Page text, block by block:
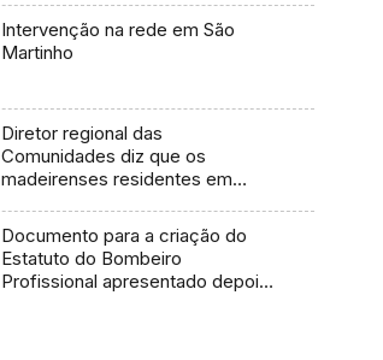
Intervenção na rede em São
Martinho
Diretor regional das
Comunidades diz que os
madeirenses residentes em
normal após o brexit (Áudio)
Documento para a criação do
Estatuto do Bombeiro
Profissional apresentado depois